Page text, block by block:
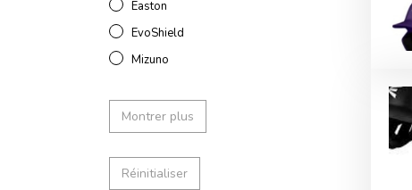
Easton
EvoShield
Mizuno
Montrer plus
Réinitialiser